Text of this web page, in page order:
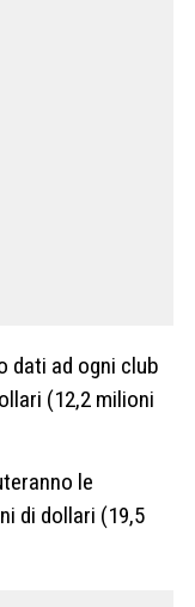
dati ad ogni club
(12,2 milioni
le
di dollari (19,5